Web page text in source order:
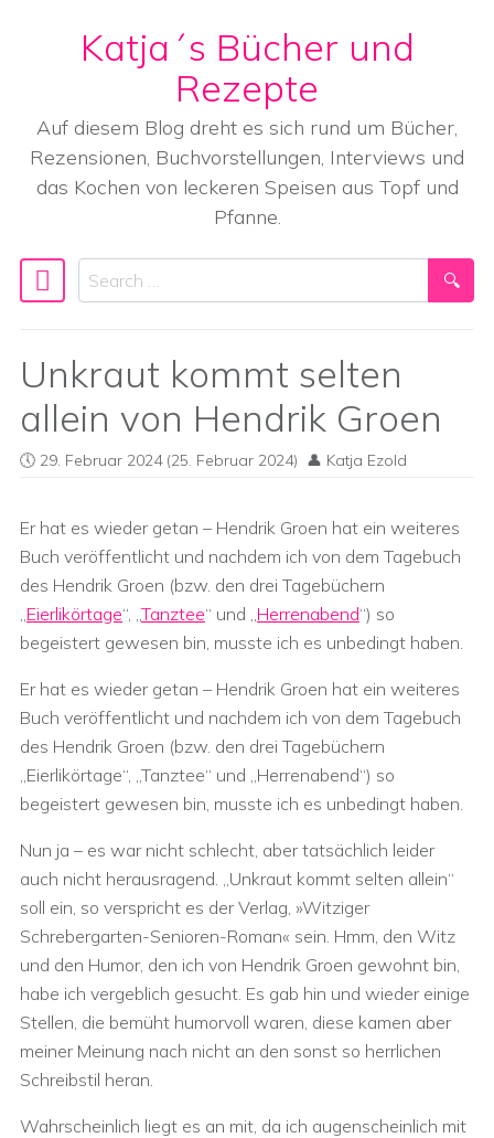
Skip to content
Katja´s Bücher und
Rezepte
Auf diesem Blog dreht es sich rund um Bücher,
Rezensionen, Buchvorstellungen, Interviews und
das Kochen von leckeren Speisen aus Topf und
Pfanne.
Main Navigation
Search
Unkraut kommt selten
allein von Hendrik Groen
29. Februar 2024(25. Februar 2024) Katja Ezold
Er hat es wieder getan – Hendrik Groen hat ein weiteres
Buch veröffentlicht und nachdem ich von dem Tagebuch
des Hendrik Groen (bzw. den drei Tagebüchern
„Eierlikörtage“, „Tanztee“ und „Herrenabend“) so
begeistert gewesen bin, musste ich es unbedingt haben.
Er hat es wieder getan – Hendrik Groen hat ein weiteres
Buch veröffentlicht und nachdem ich von dem Tagebuch
des Hendrik Groen (bzw. den drei Tagebüchern
„Eierlikörtage“, „Tanztee“ und „Herrenabend“) so
begeistert gewesen bin, musste ich es unbedingt haben.
Nun ja – es war nicht schlecht, aber tatsächlich leider
auch nicht herausragend. „Unkraut kommt selten allein“
soll ein, so verspricht es der Verlag, »Witziger
Schrebergarten-Senioren-Roman« sein. Hmm, den Witz
und den Humor, den ich von Hendrik Groen gewohnt bin,
habe ich vergeblich gesucht. Es gab hin und wieder einige
Stellen, die bemüht humorvoll waren, diese kamen aber
meiner Meinung nach nicht an den sonst so herrlichen
Schreibstil heran.
Wahrscheinlich liegt es an mit, da ich augenscheinlich mit